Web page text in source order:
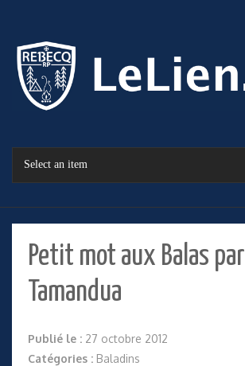
Petit mot aux Balas par
Tamandua
Publié le : 27 octobre 2012
Catégories : Baladins